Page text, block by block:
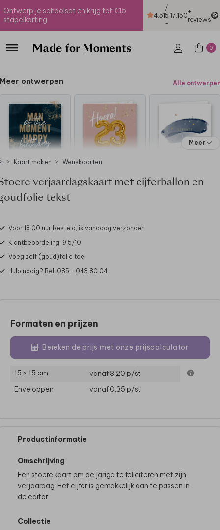
Ontwerp je schoolset en krijg tot €15
stapelkorting
4.51
/
5
-
17.150+
reviews
0
Meer ontwerpen Alle ontwerpen
Meer
Kaart maken Wenskaarten
verjaardagskaart met cijferballon en
tekst
Voor 18.00 uur besteld, is vandaag verzonden
Klantbeoordeling: 9.5/10
Voeg zelf (goud)folie toe
Hulp nodig? Bel: 085 - 043 80 04
Formaten en prijzen
Bereken de prijs met onze prijscalculator
15 × 15 cm vanaf 3,20 p/st
Enveloppen
vanaf 0,35 p/st
Productinformatie
Omschrijving
Een stoere kaart om de jarige te feliciteren met zijn
verjaardag. Het cijfer is gemakkelijk aan te passen in
de editor
Collectie